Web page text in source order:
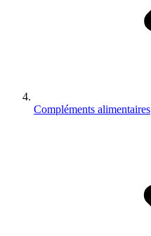
Compléments alimentaires